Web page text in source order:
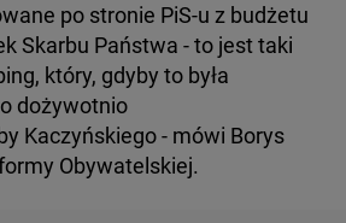
po stronie PiS-u z budżetu
Skarbu Państwa - to jest taki
który, gdyby to była
dożywotnio
Kaczyńskiego - mówi Borys
Obywatelskiej.